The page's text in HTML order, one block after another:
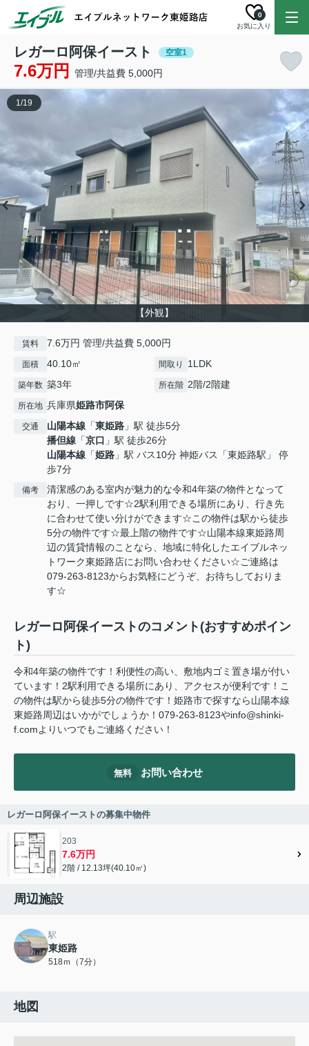
お気に入り
0
レガーロ阿保イースト 空室1
7.6万円 管理/共益費 5,000円
【外観】
1/19
賃料 7.6万円 管理/共益費 5,000円
面積 40.10㎡ 間取り 1LDK
築年数 築3年 所在階 2階/2階建
所在地 兵庫県姫路市阿保
交通 山陽本線 「東姫路 」駅 徒歩5分
播但線 「京口 」駅 徒歩26分
山陽本線 「姫路 」駅 バス10分 神姫バス「東姫路駅」 停
歩7分
備考
清潔感のある室内が魅力的な令和4年築の物件となって
おり、一押しです☆2駅利用できる場所にあり、行き先
に合わせて使い分けができます☆この物件は駅から徒歩
5分の物件です☆最上階の物件です☆山陽本線東姫路周
辺の賃貸情報のことなら、地域に特化したエイブルネッ
トワーク東姫路店にお問い合わせください☆ご連絡は
079-263-8123からお気軽にどうぞ、お待ちしておりま
す☆
レガーロ阿保イーストのコメント(おすすめポイン
ト)
令和4年築の物件です！利便性の高い、敷地内ゴミ置き場が付い
ています！2駅利用できる場所にあり、アクセスが便利です！こ
の物件は駅から徒歩5分の物件です！姫路市で探すなら山陽本線
東姫路周辺はいかがでしょうか！079-263-8123やinfo@shinki-
f.comよりいつでもご連絡ください！
無料 お問い合わせ
レガーロ阿保イーストの募集中物件
203
7.6万円
2階 / 12.13坪(40.10㎡)
周辺施設
駅
東姫路
518ｍ（7分）
地図